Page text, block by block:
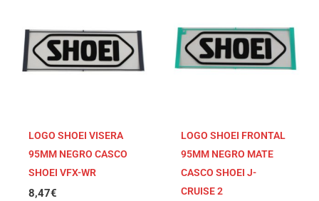
LOGO SHOEI VISERA
95MM NEGRO CASCO
SHOEI VFX-WR
8,47€
LOGO SHOEI FRONTAL
95MM NEGRO MATE
CASCO SHOEI J-
CRUISE 2